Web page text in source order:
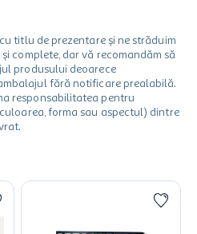
titlu de prezentare și ne străduim
complete, dar vă recomandăm să
produsului deoarece
fără notificare prealabilă.
responsabilitatea pentru
forma sau aspectul) dintre